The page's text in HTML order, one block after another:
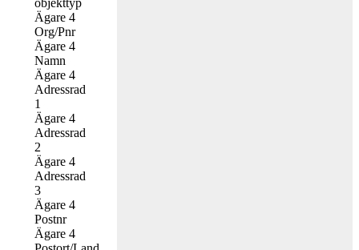
objekttyp
Ägare 4
Org/Pnr
Ägare 4
Namn
Ägare 4
Adressrad
1
Ägare 4
Adressrad
2
Ägare 4
Adressrad
3
Ägare 4
Postnr
Ägare 4